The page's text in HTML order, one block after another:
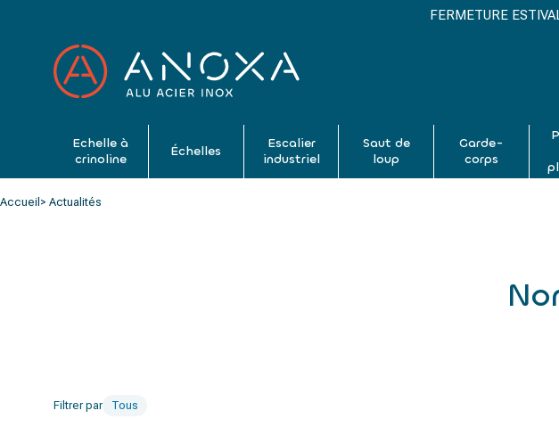
FERMETURE
Echelle à
crinoline
Échelles
Escalier
industriel
Saut de
loup
Garde-
corps
Accueil > Actualités
Filtrer par Tous